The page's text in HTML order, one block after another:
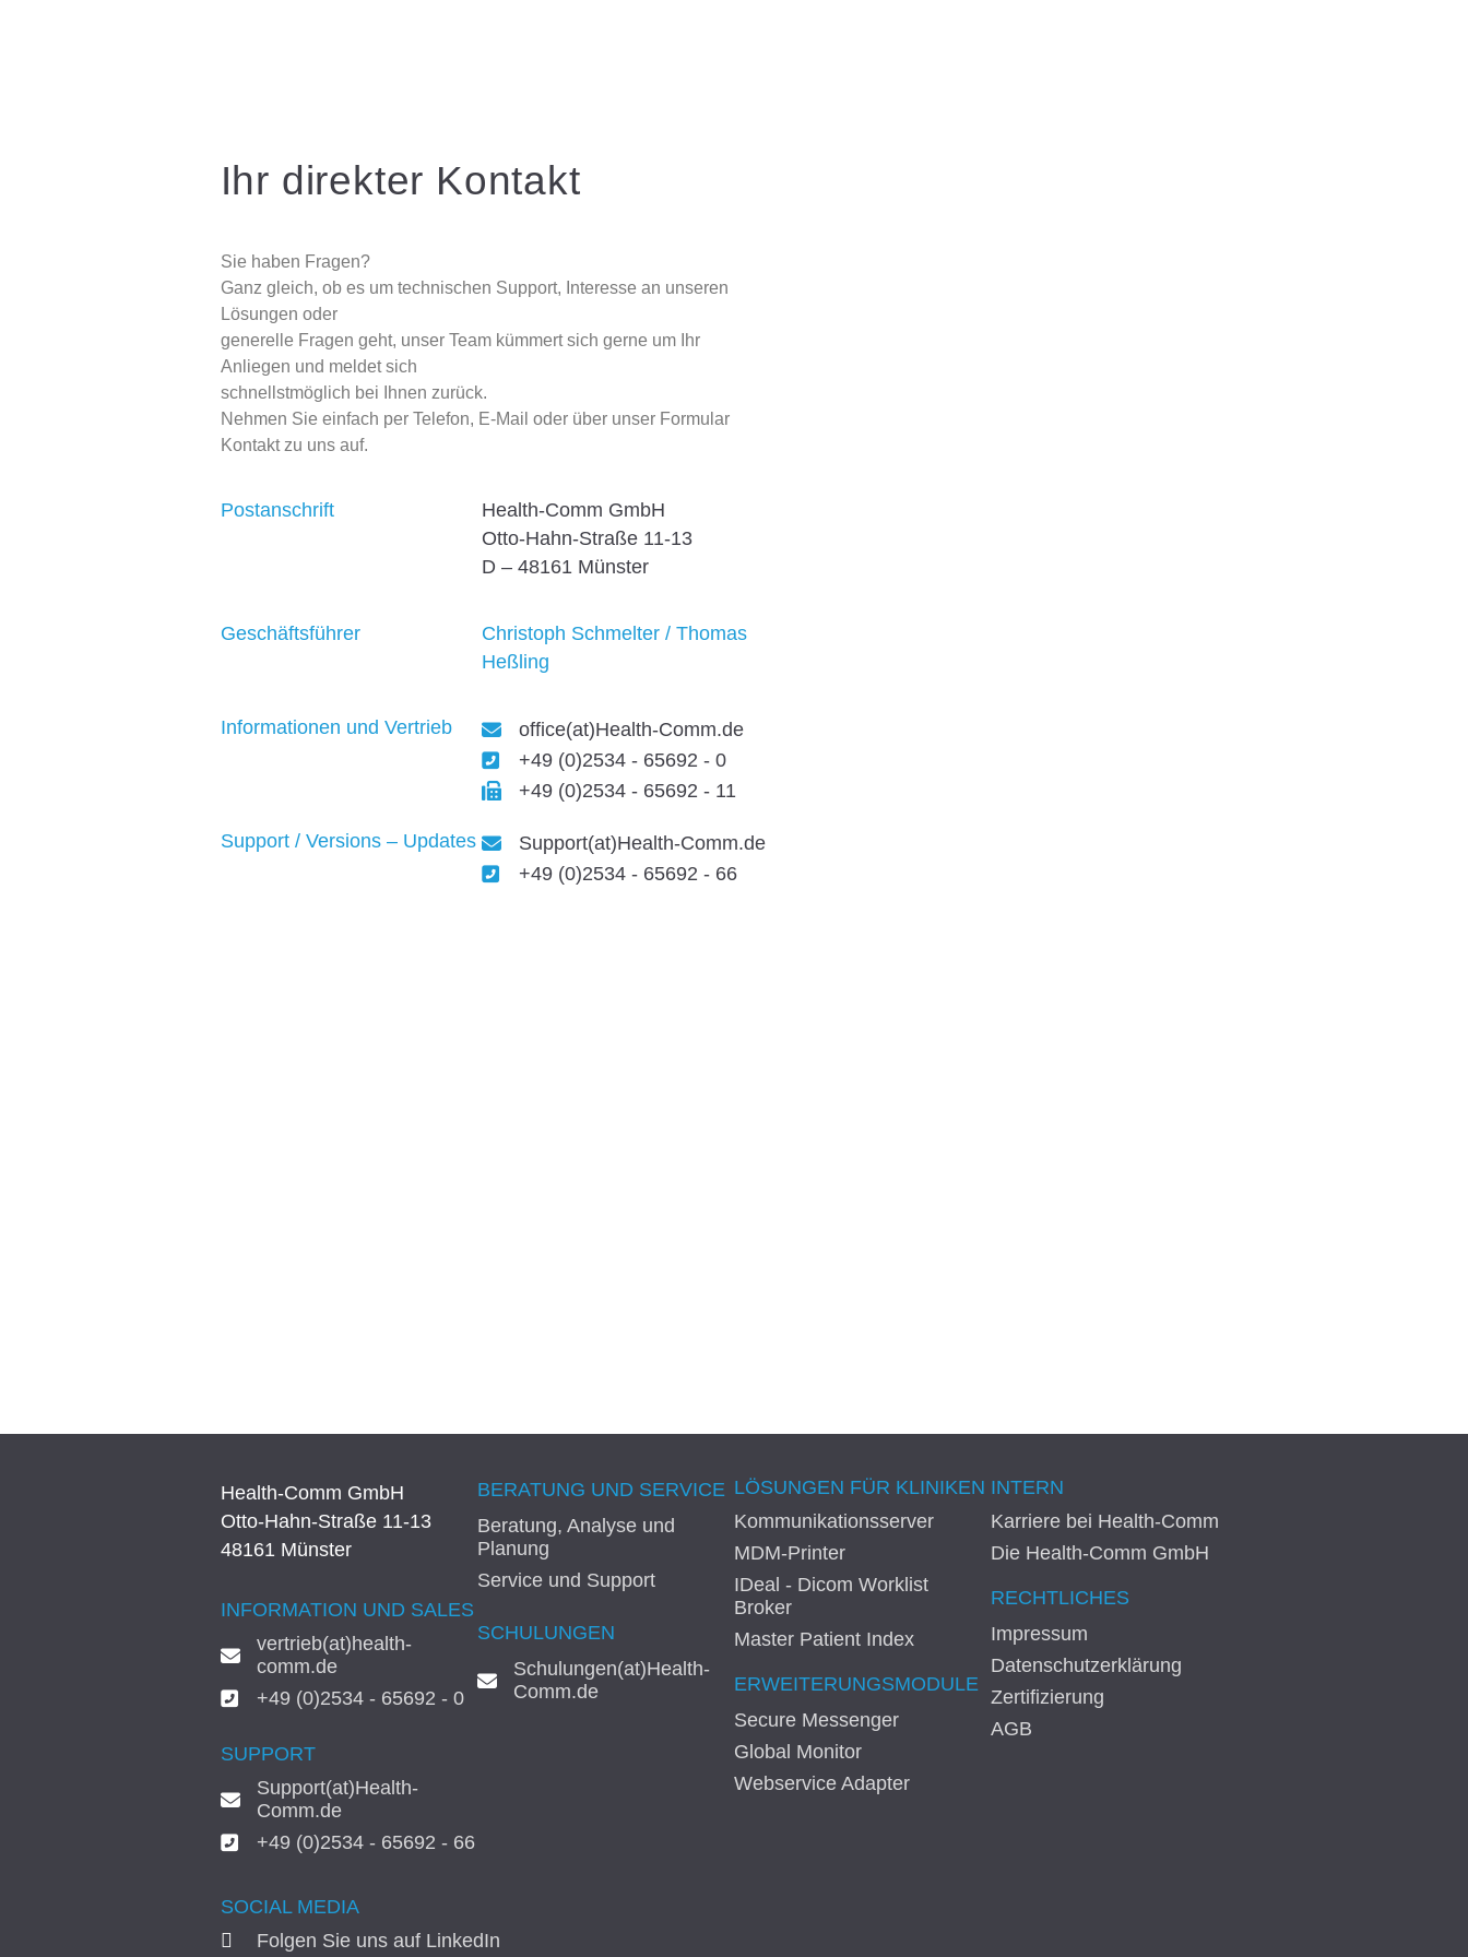
Ihr direkter Kontakt
Sie haben Fragen?
Ganz gleich, ob es um technischen Support, Interesse an unseren
Lösungen oder
generelle Fragen geht, unser Team kümmert sich gerne um Ihr
Anliegen und meldet sich
schnellstmöglich bei Ihnen zurück.
Nehmen Sie einfach per Telefon, E‐Mail oder über unser Formular
Kontakt zu uns auf.
Postanschrift
Health-Comm GmbH
Otto-Hahn-Straße 11-13
D – 48161 Münster
Geschäftsführer
Christoph Schmelter / Thomas
Heßling
Informationen und Vertrieb
office(at)Health-Comm.de
+49 (0)2534 - 65692 - 0
+49 (0)2534 - 65692 - 11
Support / Versions – Updates
Support(at)Health-Comm.de
+49 (0)2534 - 65692 - 66
Health-Comm GmbH
Otto-Hahn-Straße 11-13
48161 Münster
INFORMATION UND SALES
vertrieb(at)health-
comm.de
+49 (0)2534 - 65692 - 0
SUPPORT
Support(at)Health-
Comm.de
+49 (0)2534 - 65692 - 66
BERATUNG UND SERVICE
Beratung, Analyse und
Planung
Service und Support
SCHULUNGEN
Schulungen(at)Health-
Comm.de
LÖSUNGEN FÜR KLINIKEN
Kommunikationsserver
MDM-Printer
IDeal - Dicom Worklist
Broker
Master Patient Index
ERWEITERUNGSMODULE
Secure Messenger
Global Monitor
Webservice Adapter
INTERN
Karriere bei Health-Comm
Die Health-Comm GmbH
RECHTLICHES
Impressum
Datenschutzerklärung
Zertifizierung
AGB
SOCIAL MEDIA
Folgen Sie uns auf LinkedIn